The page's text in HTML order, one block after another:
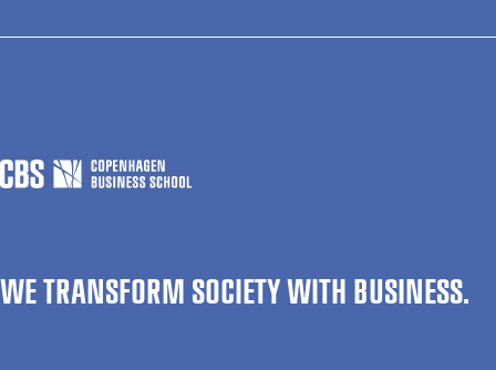
WE TRANSFORM SOCIETY WITH BUSINESS.